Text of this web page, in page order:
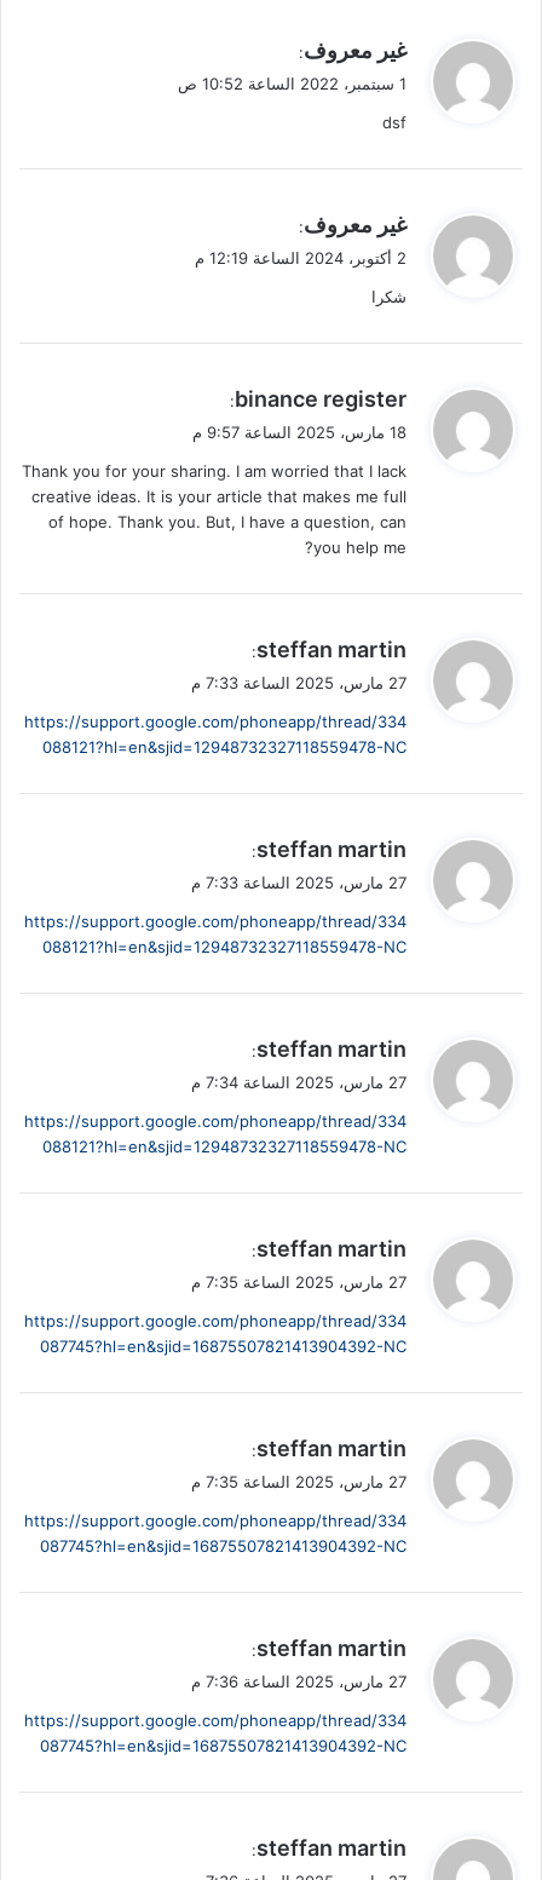
ي
ل
غير معروف:
1 سبتمبر، 2022 الساعة 10:52 ص
dsf
ي
ل
غير معروف:
2 أكتوبر، 2024 الساعة 12:19 م
شكرا
ي
ل
binance register
:
18 مارس، 2025 الساعة 9:57 م
Thank you for your sharing. I am worried that I lack
creative ideas. It is your article that makes me full
of hope. Thank you. But, I have a question, can
you help me?
ي
ل
steffan martin
:
27 مارس، 2025 الساعة 7:33 م
https://support.google.com/phoneapp/thread/334
088121?hl=en&sjid=12948732327118559478-NC
ي
ل
steffan martin
:
27 مارس، 2025 الساعة 7:33 م
https://support.google.com/phoneapp/thread/334
088121?hl=en&sjid=12948732327118559478-NC
ي
ل
steffan martin
:
27 مارس، 2025 الساعة 7:34 م
https://support.google.com/phoneapp/thread/334
088121?hl=en&sjid=12948732327118559478-NC
ي
ل
steffan martin
:
27 مارس، 2025 الساعة 7:35 م
https://support.google.com/phoneapp/thread/334
087745?hl=en&sjid=16875507821413904392-NC
ي
ل
steffan martin
:
27 مارس، 2025 الساعة 7:35 م
https://support.google.com/phoneapp/thread/334
087745?hl=en&sjid=16875507821413904392-NC
ي
ل
steffan martin
:
27 مارس، 2025 الساعة 7:36 م
https://support.google.com/phoneapp/thread/334
087745?hl=en&sjid=16875507821413904392-NC
يsteffan martin
: